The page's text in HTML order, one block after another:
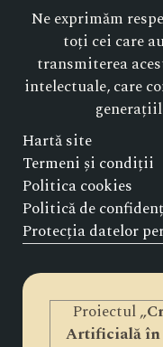
Ne exprimăm
toți cei care
transmiterea
intelectuale, care
Hartă site
Termeni și condiții
Politica cookies
Politică de
Protecția datelor
Proiectul „
Artificială